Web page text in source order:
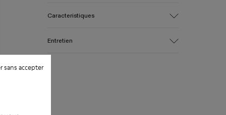
sans accepter
Caracteristiques
Couleur
Entretien